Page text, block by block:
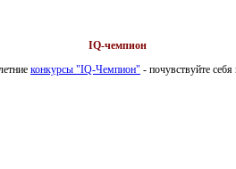
IQ-чемпион
конкурсы "IQ-Чемпион" - почувствуйте